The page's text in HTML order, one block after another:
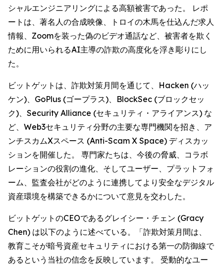
シャルエンジニアリングによる高額被害であった。 レポ
ートは、著名人の合成映像、トロイの木馬を仕込んだ求人
情報、Zoomを装った偽のビデオ通話など、被害者を欺く
ために用いられるAI主導の詐欺の高度化を浮き彫りにし
た。
ビットゲットは、詐欺対策月間を通じて、Hacken (ハッ
ケン)、GoPlus (ゴープラス)、BlockSec (ブロックセッ
ク)、Security Alliance (セキュリティ・アライアンス) な
ど、Web3セキュリティ分野の主要な専門機関を招き、ア
ンチスカムXスペース (Anti-Scam X Space) ディスカッ
ションを開催した。 専門家たちは、今後の脅威、コラボ
レーションの役割の進化、そしてユーザー、プラットフォ
ーム、監査会社がどのように連携してより安全なデジタル
資産環境を構築できるかについて意見を交わした。
ビットゲットのCEOであるグレイシー・チェン (Gracy
Chen) は以下のように述べている。「詐欺対策月間は、
教育こそが暗号資産セキュリティにおける第一の防御線で
あるという当社の信念を反映しています。 受動的なユー